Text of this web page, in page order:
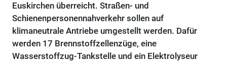
Euskirchen überreicht. Straßen- und
Schienenpersonennahverkehr sollen auf
klimaneutrale Antriebe umgestellt werden. Dafür
werden 17 Brennstoffzellenzüge, eine
Wasserstoffzug-Tankstelle und ein Elektrolyseur